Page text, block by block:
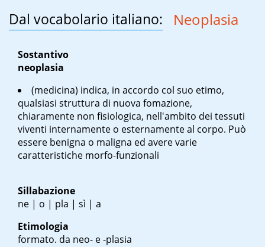
Dal vocabolario italiano: Neoplasia
Sostantivo
neoplasia
(medicina) indica, in accordo col suo etimo,
qualsiasi struttura di nuova fomazione,
chiaramente non fisiologica, nell'ambito dei tessuti
viventi internamente o esternamente al corpo. Può
essere benigna o maligna ed avere varie
caratteristiche morfo-funzionali
Sillabazione
ne | o | pla | sì | a
Etimologia
formato. da neo- e -plasia